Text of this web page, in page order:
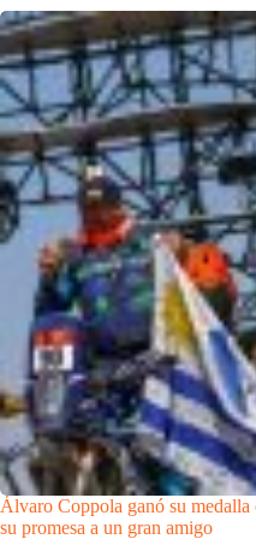
Álvaro Coppola ganó su
su promesa a un gran amigo